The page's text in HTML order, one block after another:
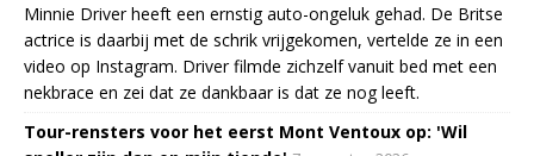
Minnie Driver heeft een ernstig auto-ongeluk gehad. De Britse
actrice is daarbij met de schrik vrijgekomen, vertelde ze in een
video op Instagram. Driver filmde zichzelf vanuit bed met een
nekbrace en zei dat ze dankbaar is dat ze nog leeft.
Tour-rensters voor het eerst Mont Ventoux op: 'Wil